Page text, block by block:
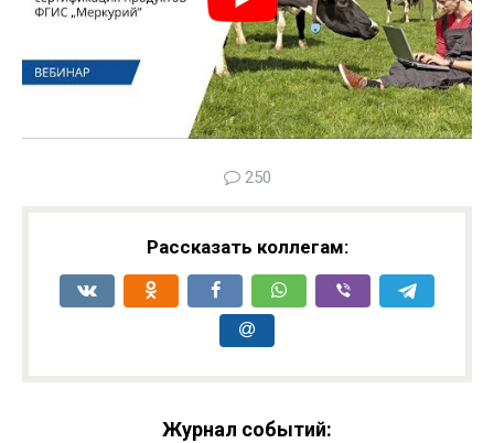
250
Рассказать коллегам:
Журнал событий: